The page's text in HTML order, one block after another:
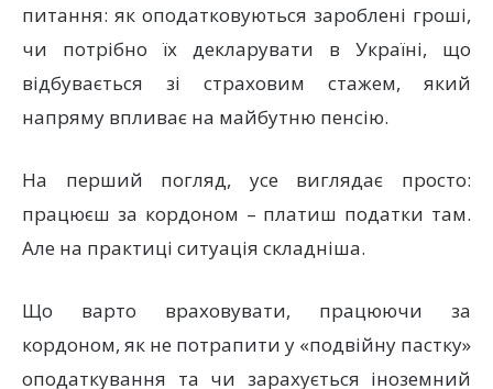
питання: як оподатковуються зароблені гроші,
чи потрібно їх декларувати в Україні, що
відбувається зі страховим стажем, який
напряму впливає на майбутню пенсію.
На перший погляд, усе виглядає просто:
працюєш за кордоном – платиш податки там.
Але на практиці ситуація складніша.
Що варто враховувати, працюючи за
кордоном, як не потрапити у «подвійну пастку»
оподаткування та чи зарахується іноземний